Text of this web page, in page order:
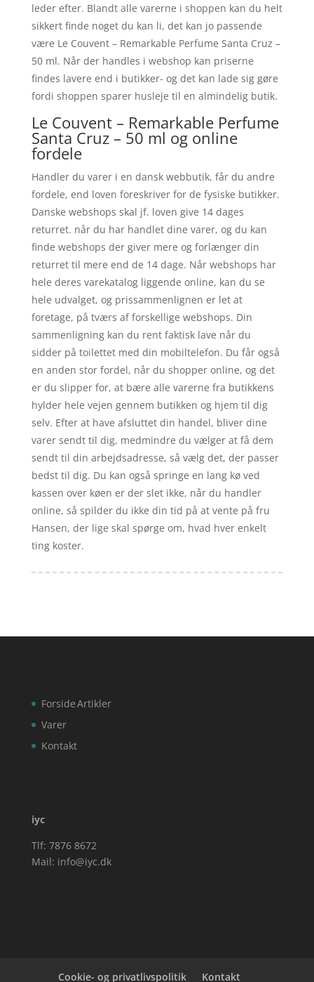
leder efter. Blandt alle varerne i shoppen kan du helt
sikkert finde noget du kan li, det kan jo passende
være Le Couvent – Remarkable Perfume Santa Cruz –
50 ml. Når der handles i webshop kan priserne
findes lavere end i butikker- og det kan lade sig gøre
fordi shoppen sparer husleje til en almindelig butik.
Le Couvent – Remarkable Perfume
Santa Cruz – 50 ml og online
fordele
Handler du varer i en dansk webbutik, får du andre
fordele, end loven foreskriver for de fysiske butikker.
Danske webshops skal jf. loven give 14 dages
returret. når du har handlet dine varer, og du kan
finde webshops der giver mere og forlænger din
returret til mere end de 14 dage. Når webshops har
hele deres varekatalog liggende online, kan du se
hele udvalget, og prissammenlignen er let at
foretage, på tværs af forskellige webshops. Din
sammenligning kan du rent faktisk lave når du
sidder på toilettet med din mobiltelefon. Du får også
en anden stor fordel, når du shopper online, og det
er du slipper for, at bære alle varerne fra butikkens
hylder hele vejen gennem butikken og hjem til dig
selv. Efter at have afsluttet din handel, bliver dine
varer sendt til dig, medmindre du vælger at få dem
sendt til din arbejdsadresse, så vælg det, der passer
bedst til dig. Du kan også springe en lang kø ved
kassen over køen er der slet ikke, når du handler
online, så spilder du ikke din tid på at vente på fru
Hansen, der lige skal spørge om, hvad hver enkelt
ting koster.
Forside
Varer
Kontakt
Artikler
iyc
Tlf: 7876 8672
Mail: info@iyc.dk
Cookie- og privatlivspolitik Kontakt